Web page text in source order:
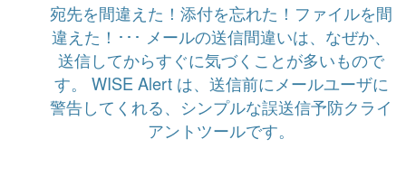
宛先を間違えた！添付を忘れた！ファイルを間
違えた！･･･ メールの送信間違いは、なぜか、
送信してからすぐに気づくことが多いもので
す。
WISE Alert は、送信前にメールユーザに
警告してくれる、シンプルな誤送信予防クライ
アントツールです。